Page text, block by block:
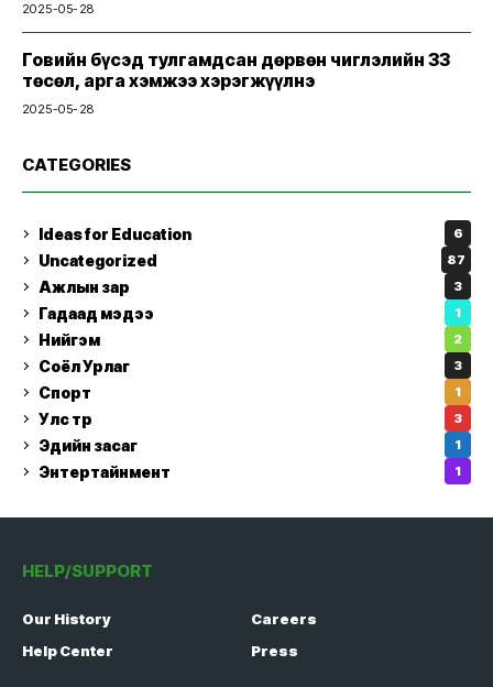
2025-05-28
Говийн бүсэд тулгамдсан дөрвөн чиглэлийн 33
төсөл, арга хэмжээ хэрэгжүүлнэ
2025-05-28
CATEGORIES
Ideas for Education 6
Uncategorized 87
Ажлын зар 3
Гадаад мэдээ 1
Нийгэм 2
Соёл Урлаг 3
Спорт 1
Улс төр 3
Эдийн засаг 1
Энтертайнмент 1
HELP/SUPPORT
Our History
Careers
Help Center
Press